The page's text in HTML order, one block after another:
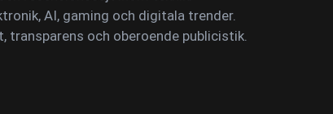
AI, gaming och digitala trender.
transparens och oberoende publicistik.